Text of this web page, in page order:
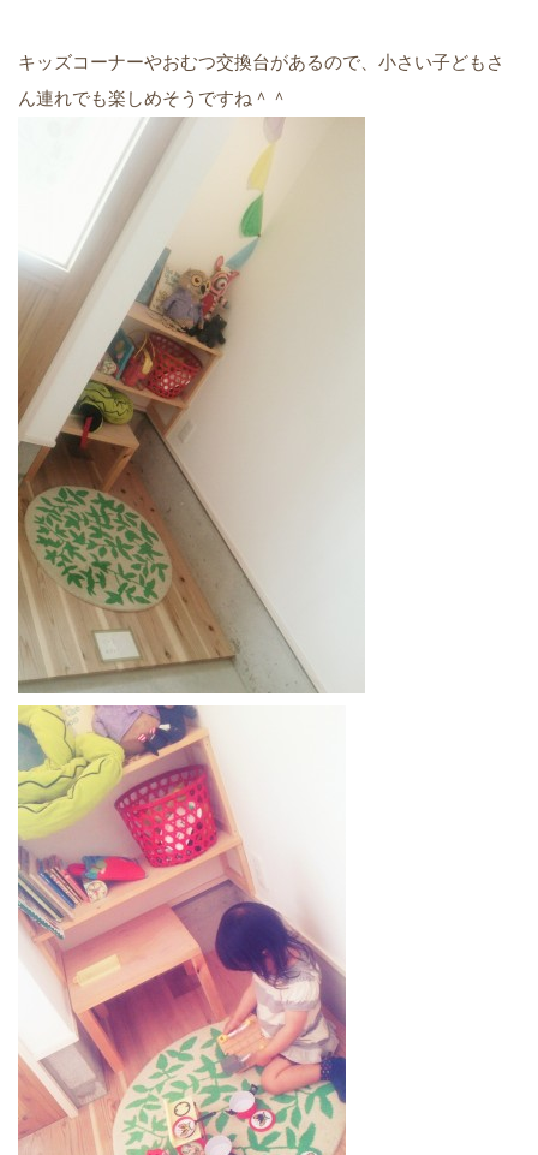
キッズコーナーやおむつ交換台があるので、小さい子どもさ
ん連れでも楽しめそうですね＾＾